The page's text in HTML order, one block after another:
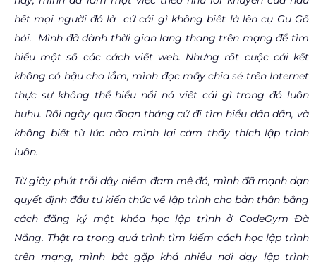
hết mọi người đó là cứ cái gì không biết là lên cụ Gu Gồ
hỏi. Mình đã dành thời gian lang thang trên mạng để tìm
hiểu một số các cách viết web. Nhưng rốt cuộc cái kết
không có hậu cho lắm, mình đọc mấy chia sẻ trên Internet
thực sự không thể hiểu nổi nó viết cái gì trong đó luôn
huhu. Rồi ngày qua đoạn tháng cứ đi tìm hiểu dần dần, và
không biết từ lúc nào mình lại cảm thấy thích lập trình
luôn.
Từ giây phút trỗi dậy niềm đam mê đó, mình đã mạnh dạn
quyết định đầu tư kiến thức về lập trình cho bản thân bằng
cách đăng ký một khóa học lập trình ở CodeGym Đà
Nẵng. Thật ra trong quá trình tìm kiếm cách học lập trình
trên mạng, mình bắt gặp khá nhiều nơi dạy lập trình